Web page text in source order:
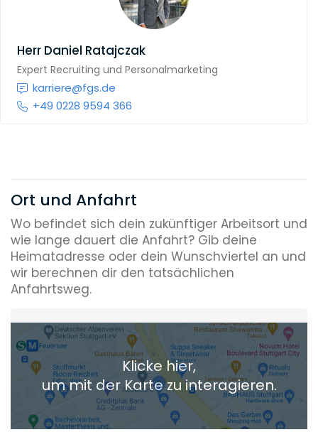
Herr Daniel Ratajczak
Expert Recruiting und Personalmarketing
karriere@fgs.de
+49 0228 9594 366
Ort und Anfahrt
Wo befindet sich dein zukünftiger Arbeitsort und
wie lange dauert die Anfahrt? Gib deine
Heimatadresse oder dein Wunschviertel an und
wir berechnen dir den tatsächlichen
Anfahrtsweg.
Heimatadresse oder Wunschort
+ Aktuellen Standort hinzufügen
Die berechneten Anreisezeiten basieren auf den
Verkehrsdaten eines typischen Dienstag morgens um 8:30.
Klicke hier,
um mit der Karte zu interagieren.